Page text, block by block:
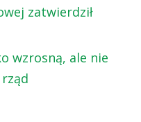
zatwierdził
wzrosną, ale nie